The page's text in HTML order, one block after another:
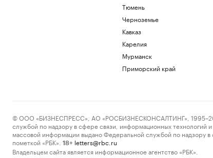
Тюмень
Черноземье
Кавказ
Карелия
Мурманск
Приморский край
© ООО «БИЗНЕСПРЕСС», АО «РОСБИЗНЕСКОНСАЛТИНГ»,
службой по надзору в сфере связи, информационных технологий
массовой информации выдано Федеральной службой по надзору
пометкой «РБК».
18+ letters@rbc.ru
Владельцем сайта является информационное агентство «РБК».